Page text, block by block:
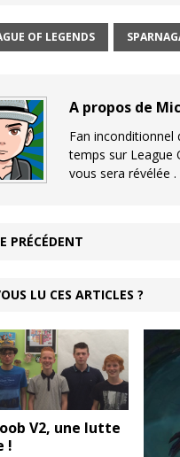
OF LEGENDS
A propos de
Fan inconditionnel
temps sur League
vous sera révélée .
PRÉCÉDENT
LU CES ARTICLES ?
V2, une lutte
!